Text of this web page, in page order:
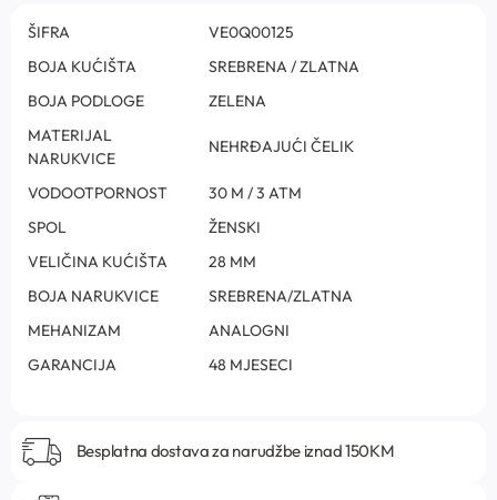
ŠIFRA
VE0Q00125
BOJA KUĆIŠTA
SREBRENA / ZLATNA
BOJA PODLOGE
ZELENA
MATERIJAL
NARUKVICE
NEHRĐAJUĆI ČELIK
VODOOTPORNOST
30 M / 3 ATM
SPOL
ŽENSKI
VELIČINA KUĆIŠTA
28 MM
BOJA NARUKVICE
SREBRENA/ZLATNA
MEHANIZAM
ANALOGNI
GARANCIJA
48 MJESECI
Besplatna dostava za narudžbe iznad 150KM